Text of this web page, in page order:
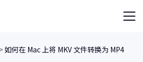
如何在 Mac 上将 MKV 文件转换为 MP4